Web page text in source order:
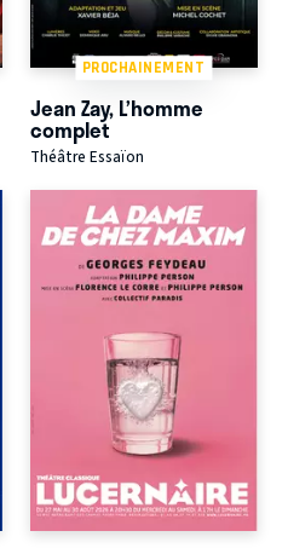
PROCHAINEMENT
Jean Zay, L’homme
complet
Théâtre Essaïon